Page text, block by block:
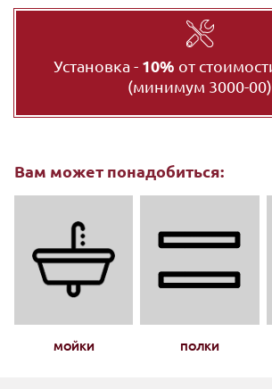
Установка - 10% от
(минимум 3000-00)
Вам может понадобиться:
МОЙКИ ПОЛКИ